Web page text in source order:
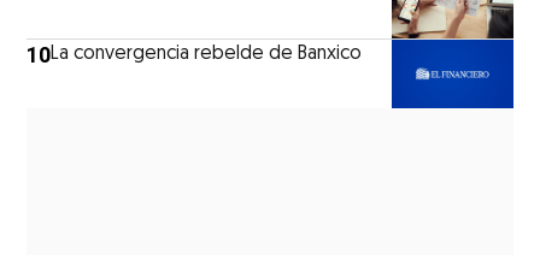
10La convergencia rebelde de Banxico